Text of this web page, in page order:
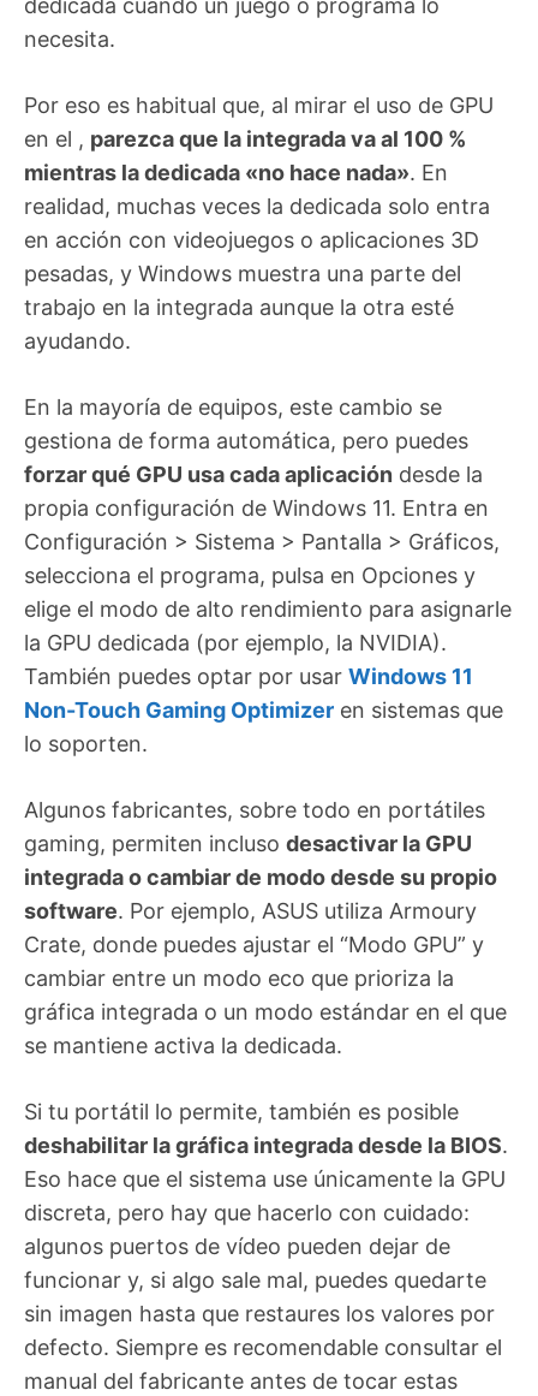
dedicada cuando un juego o programa lo
necesita.
Por eso es habitual que, al mirar el uso de GPU
en el , parezca que la integrada va al 100 %
mientras la dedicada «no hace nada». En
realidad, muchas veces la dedicada solo entra
en acción con videojuegos o aplicaciones 3D
pesadas, y Windows muestra una parte del
trabajo en la integrada aunque la otra esté
ayudando.
En la mayoría de equipos, este cambio se
gestiona de forma automática, pero puedes
forzar qué GPU usa cada aplicación desde la
propia configuración de Windows 11. Entra en
Configuración > Sistema > Pantalla > Gráficos,
selecciona el programa, pulsa en Opciones y
elige el modo de alto rendimiento para asignarle
la GPU dedicada (por ejemplo, la NVIDIA).
También puedes optar por usar Windows 11
Non-Touch Gaming Optimizer en sistemas que
lo soporten.
Algunos fabricantes, sobre todo en portátiles
gaming, permiten incluso desactivar la GPU
integrada o cambiar de modo desde su propio
software. Por ejemplo, ASUS utiliza Armoury
Crate, donde puedes ajustar el “Modo GPU” y
cambiar entre un modo eco que prioriza la
gráfica integrada o un modo estándar en el que
se mantiene activa la dedicada.
Si tu portátil lo permite, también es posible
deshabilitar la gráfica integrada desde la BIOS.
Eso hace que el sistema use únicamente la GPU
discreta, pero hay que hacerlo con cuidado:
algunos puertos de vídeo pueden dejar de
funcionar y, si algo sale mal, puedes quedarte
sin imagen hasta que restaures los valores por
defecto. Siempre es recomendable consultar el
manual del fabricante antes de tocar estas